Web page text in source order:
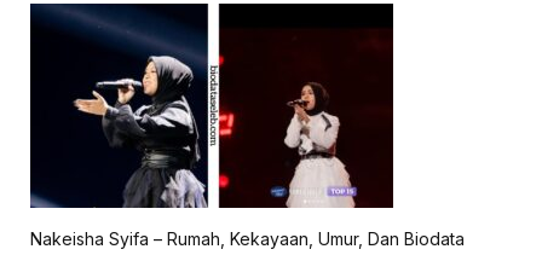
Nakeisha Syifa – Rumah, Kekayaan, Umur, Dan Biodata